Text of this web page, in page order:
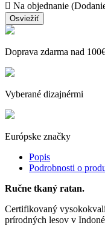
 Na objednanie
Doprava zdarma nad
Vyberané dizajnérmi
Európske značky
Popis
Podrobnosti o
Ručne tkaný ratan.
Certifikovaný
prírodných lesov v